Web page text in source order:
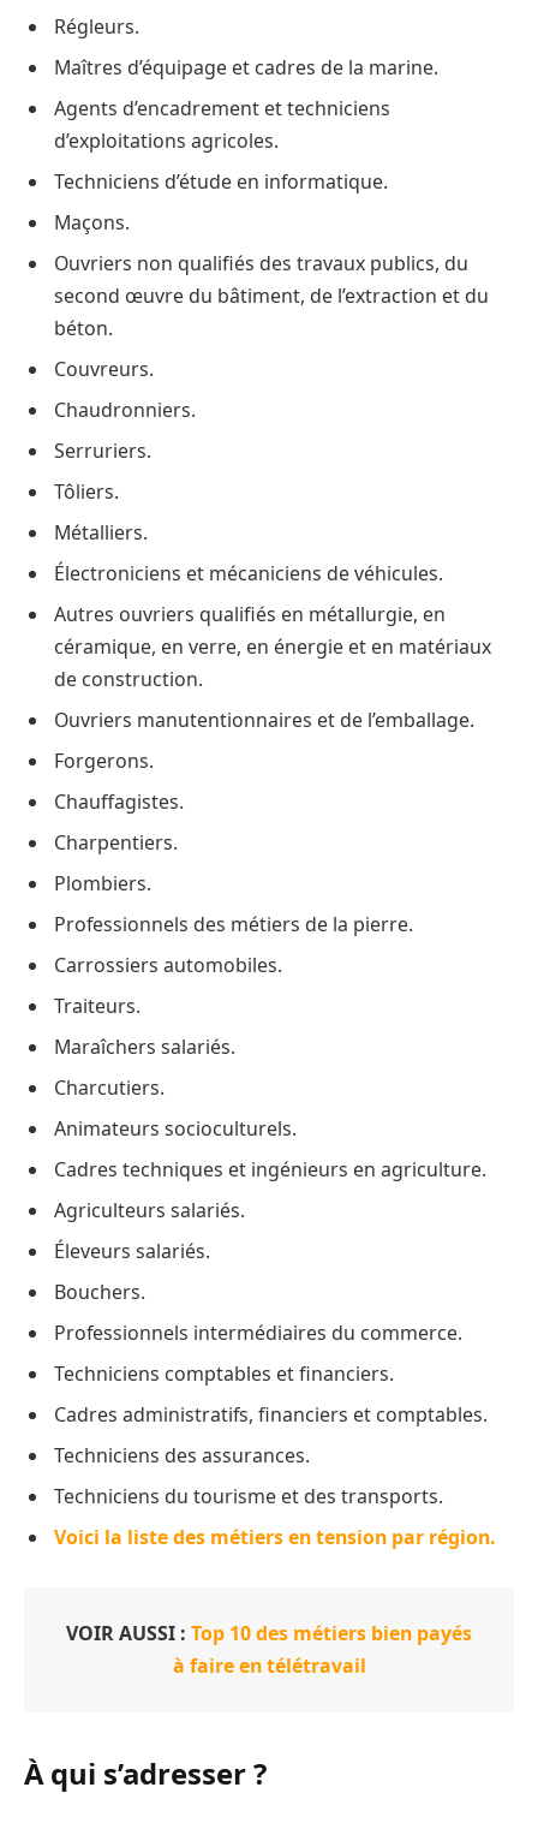
Régleurs.
Maîtres d’équipage et cadres de la marine.
Agents d’encadrement et techniciens
d’exploitations agricoles.
Techniciens d’étude en informatique.
Maçons.
Ouvriers non qualifiés des travaux publics, du
second œuvre du bâtiment, de l’extraction et du
béton.
Couvreurs.
Chaudronniers.
Serruriers.
Tôliers.
Métalliers.
Électroniciens et mécaniciens de véhicules.
Autres ouvriers qualifiés en métallurgie, en
céramique, en verre, en énergie et en matériaux
de construction.
Ouvriers manutentionnaires et de l’emballage.
Forgerons.
Chauffagistes.
Charpentiers.
Plombiers.
Professionnels des métiers de la pierre.
Carrossiers automobiles.
Traiteurs.
Maraîchers salariés.
Charcutiers.
Animateurs socioculturels.
Cadres techniques et ingénieurs en agriculture.
Agriculteurs salariés.
Éleveurs salariés.
Bouchers.
Professionnels intermédiaires du commerce.
Techniciens comptables et financiers.
Cadres administratifs, financiers et comptables.
Techniciens des assurances.
Techniciens du tourisme et des transports.
Voici la liste des métiers en tension par région.
VOIR AUSSI : Top 10 des métiers bien payés
à faire en télétravail
À qui s’adresser ?